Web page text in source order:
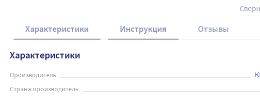
Характеристики Инструкция Отзывы
Характеристики
Производитель
Страна производитель